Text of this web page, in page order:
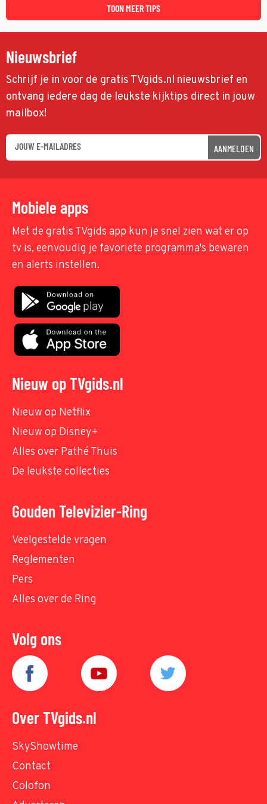
TOON MEER TIPS
Nieuwsbrief
Schrijf je in voor de gratis TVgids.nl nieuwsbrief en
ontvang iedere dag de leukste kijktips direct in jouw
mailbox!
AANMELDEN
Mobiele apps
Met de gratis TVgids app kun je snel zien wat er op
tv is, eenvoudig je favoriete programma's bewaren
en alerts instellen.
Nieuw op TVgids.nl
Nieuw op Netflix
Nieuw op Disney+
Alles over Pathé Thuis
De leukste collecties
Gouden Televizier-Ring
Veelgestelde vragen
Reglementen
Pers
Alles over de Ring
Volg ons
Over TVgids.nl
SkyShowtime
Contact
Colofon